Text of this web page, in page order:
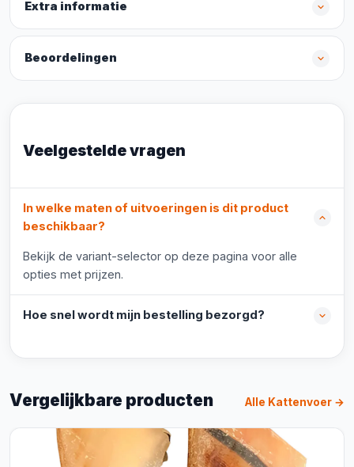
Extra informatie
Beoordelingen
Veelgestelde vragen
In welke maten of uitvoeringen is dit product
beschikbaar?
Bekijk de variant-selector op deze pagina voor alle
opties met prijzen.
Hoe snel wordt mijn bestelling bezorgd?
Vergelijkbare producten Alle Kattenvoer →